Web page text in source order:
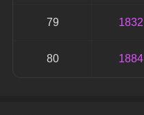
79 1832
80 1884